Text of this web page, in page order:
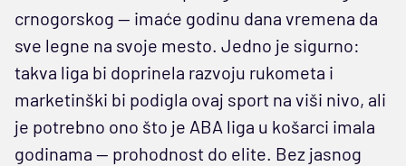
crnogorskog — imaće godinu dana vremena da
sve legne na svoje mesto. Jedno je sigurno:
takva liga bi doprinela razvoju rukometa i
marketinški bi podigla ovaj sport na viši nivo, ali
je potrebno ono što je ABA liga u košarci imala
godinama — prohodnost do elite. Bez jasnog